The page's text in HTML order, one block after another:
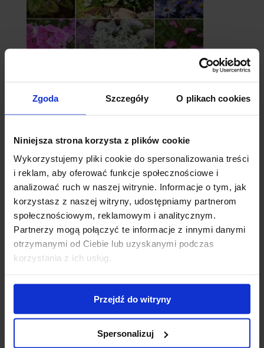
Zgoda Szczegóły O plikach cookies
Niniejsza strona korzysta z plików cookie
Wykorzystujemy pliki cookie do spersonalizowania treści
i reklam, aby oferować funkcje społecznościowe i
analizować ruch w naszej witrynie. Informacje o tym, jak
korzystasz z naszej witryny, udostępniamy partnerom
społecznościowym, reklamowym i analitycznym.
Partnerzy mogą połączyć te informacje z innymi danymi
otrzymanymi od Ciebie lub uzyskanymi podczas
korzystania z ich usług.
Przejdź do witryny
Spersonalizuj
catalpy